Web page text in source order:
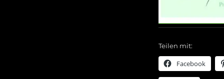
Teilen mit:
Facebook